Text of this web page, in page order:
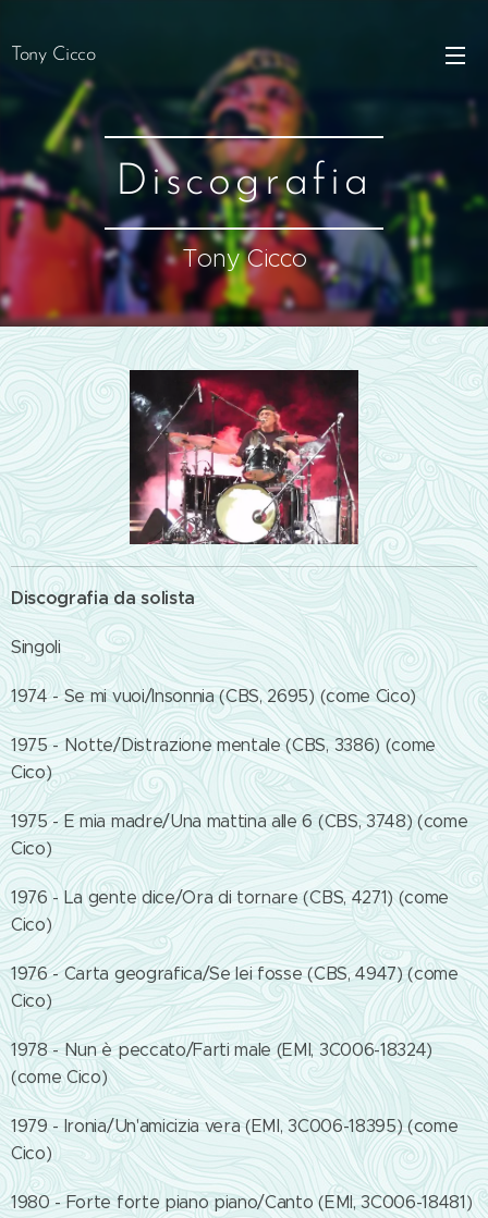
Tony Cicco
Discografia
Tony Cicco
Discografia da solista
Singoli
1974 - Se mi vuoi/Insonnia (CBS, 2695) (come Cico)
1975 - Notte/Distrazione mentale (CBS, 3386) (come
Cico)
1975 - E mia madre/Una mattina alle 6 (CBS, 3748) (come
Cico)
1976 - La gente dice/Ora di tornare (CBS, 4271) (come
Cico)
1976 - Carta geografica/Se lei fosse (CBS, 4947) (come
Cico)
1978 - Nun è peccato/Farti male (EMI, 3C006-18324)
(come Cico)
1979 - Ironia/Un'amicizia vera (EMI, 3C006-18395) (come
Cico)
1980 - Forte forte piano piano/Canto (EMI, 3C006-18481)